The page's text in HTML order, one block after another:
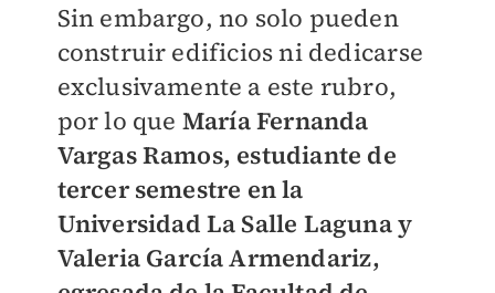
Sin embargo, no solo pueden
construir edificios ni dedicarse
exclusivamente a este rubro,
por lo que María Fernanda
Vargas Ramos, estudiante de
tercer semestre en la
Universidad La Salle Laguna y
Valeria García Armendariz,